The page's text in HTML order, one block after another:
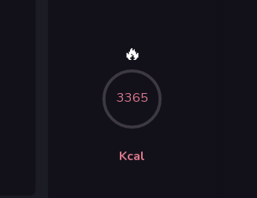
🔥
3365
Kcal